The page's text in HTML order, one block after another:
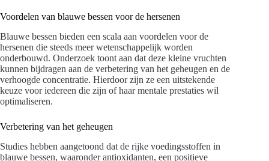
Voordelen van blauwe bessen voor de hersenen
Blauwe bessen bieden een scala aan voordelen voor de
hersenen die steeds meer wetenschappelijk worden
onderbouwd. Onderzoek toont aan dat deze kleine vruchten
kunnen bijdragen aan de verbetering van het geheugen en de
verhoogde concentratie. Hierdoor zijn ze een uitstekende
keuze voor iedereen die zijn of haar mentale prestaties wil
optimaliseren.
Verbetering van het geheugen
Studies hebben aangetoond dat de rijke voedingsstoffen in
blauwe bessen, waaronder antioxidanten, een positieve